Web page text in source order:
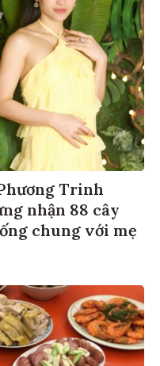
Trinh
nhận 88 cây
chung với mẹ